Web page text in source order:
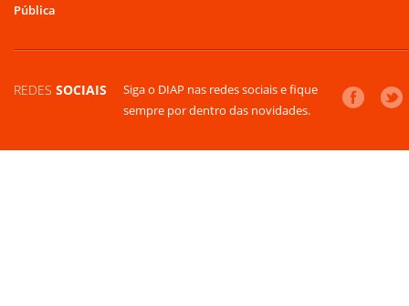
Pública
REDES SOCIAIS
Siga o DIAP nas redes sociais e fique
sempre por dentro das novidades.